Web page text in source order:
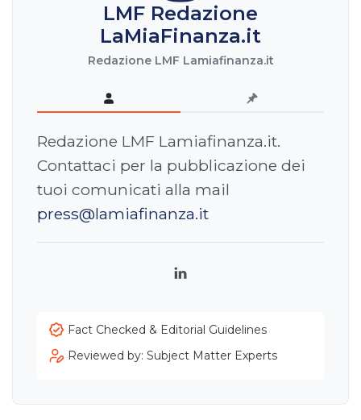
LMF Redazione
LaMiaFinanza.it
Redazione LMF Lamiafinanza.it
Redazione LMF Lamiafinanza.it.
Contattaci per la pubblicazione dei
tuoi comunicati alla mail
press@lamiafinanza.it
LinkedIn
Fact Checked & Editorial Guidelines
Reviewed by: Subject Matter Experts